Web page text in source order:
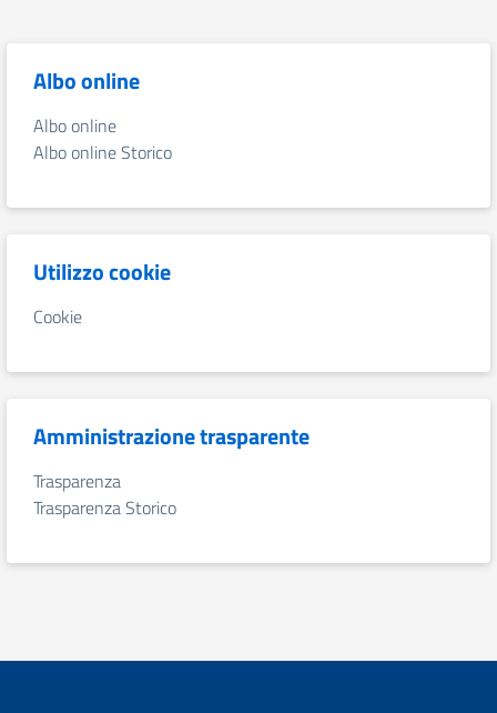
Albo online
Albo online
Albo online Storico
Utilizzo cookie
Cookie
Amministrazione trasparente
Trasparenza
Trasparenza Storico